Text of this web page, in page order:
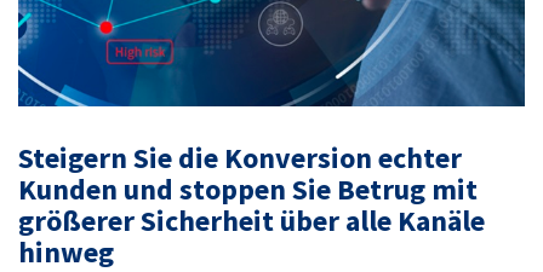
Steigern Sie die Konversion echter
Kunden und stoppen Sie Betrug mit
größerer Sicherheit über alle Kanäle
hinweg